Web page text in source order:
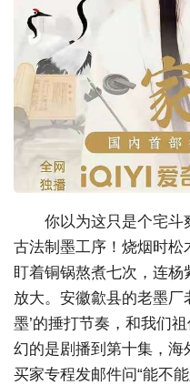
你以为这只是个宅斗
古法制墨工序！烧烟时
盯着铜锅熬煮七次，连
放大。安徽歙县的老墨厂
墨’的捶打节奏，和我们
幻的是剧播到第十集，海
买家专程发邮件问“能不